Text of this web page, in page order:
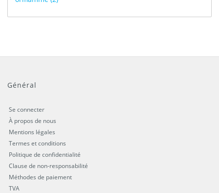
Général
Se connecter
À propos de nous
Mentions légales
Termes et conditions
Politique de confidentialité
Clause de non-responsabilité
Méthodes de paiement
TVA